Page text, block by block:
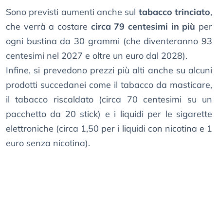
Sono previsti aumenti anche sul tabacco trinciato,
che verrà a costare circa 79 centesimi in più per
ogni bustina da 30 grammi (che diventeranno 93
centesimi nel 2027 e oltre un euro dal 2028).
Infine, si prevedono prezzi più alti anche su alcuni
prodotti succedanei come il tabacco da masticare,
il tabacco riscaldato (circa 70 centesimi su un
pacchetto da 20 stick) e i liquidi per le sigarette
elettroniche (circa 1,50 per i liquidi con nicotina e 1
euro senza nicotina).